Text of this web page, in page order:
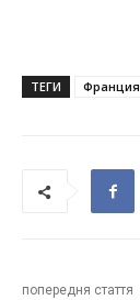
ТЕГИ Франция
попередня стаття